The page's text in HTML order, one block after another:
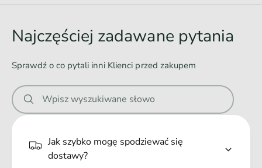
w
i
e
Najczęściej zadawane pytania
Sprawdź o co pytali inni Klienci przed zakupem
Wpisz wyszukiwane słowo
Jak szybko mogę spodziewać się
dostawy?